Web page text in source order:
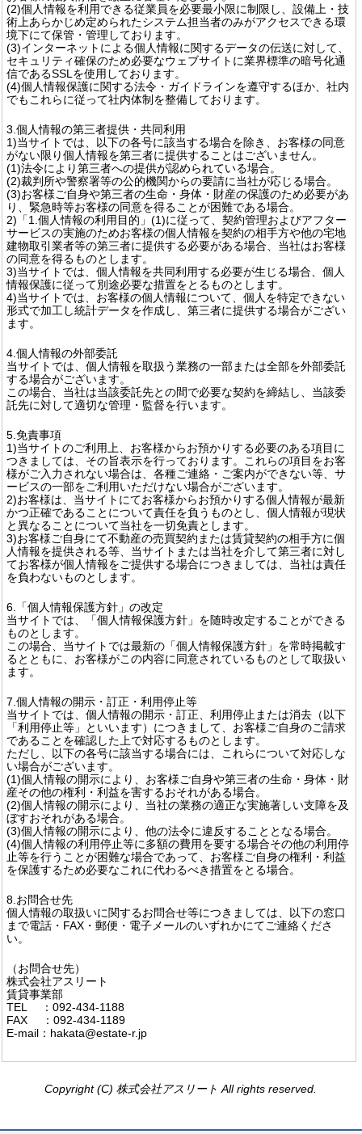
(2)個人情報を利用できる従業員を必要最小限に制限し、設備上・技
術上あらかじめ定められたシステム担当者のみがアクセスできる環
境下にて保管・管理しております。
(3)インターネットによる個人情報に関するデータの伝送に対して、
セキュリティ確保のため必要なウェブサイトに業界標準の暗号化通
信であるSSLを使用しております。
(4)個人情報保護に関する法令・ガイドラインを遵守するほか、社内
でもこれらに従って社内体制を整備しております。
3.個人情報の第三者提供・共同利用
1)当サイトでは、以下の各号に該当する場合を除き、お客様の同意
がない限り個人情報を第三者に提供することはございません。
(1)法令により第三者への提供が認められている場合。
(2)裁判所や警察署等の公的機関からの要請に当社が応じる場合。
(3)お客様ご自身や第三者の生命・身体・財産の保護のため必要があ
り、緊急時等お客様の同意を得ることが困難である場合。
2)「1.個人情報の利用目的」(1)に従って、契約管理およびアフター
サービスの実施のためお客様の個人情報を契約の相手方や他の宅地
建物取引業者等の第三者に提供する必要がある場合、当社はお客様
の同意を得るものとします。
3)当サイトでは、個人情報を共同利用する必要が生じる場合、個人
情報保護に従って別途必要な措置をとるものとします。
4)当サイトでは、お客様の個人情報について、個人を特定できない
形式で加工し統計データを作成し、第三者に提供する場合がござい
ます。
4.個人情報の外部委託
当サイトでは、個人情報を取扱う業務の一部または全部を外部委託
する場合がございます。
この場合、当社は当該委託先との間で必要な契約を締結し、当該委
託先に対して適切な管理・監督を行います。
5.免責事項
1)当サイトのご利用上、お客様からお預かりする必要のある項目に
つきましては、その旨表示を行っております。これらの項目をお客
様がご入力されない場合は、各種ご連絡・ご案内ができない等、サ
ービスの一部をご利用いただけない場合がございます。
2)お客様は、当サイトにてお客様からお預かりする個人情報が最新
かつ正確であることについて責任を負うものとし、個人情報が現状
と異なることについて当社を一切免責とします。
3)お客様ご自身にて不動産の売買契約または賃貸契約の相手方に個
人情報を提供される等、当サイトまたは当社を介して第三者に対し
てお客様が個人情報をご提供する場合につきましては、当社は責任
を負わないものとします。
6.「個人情報保護方針」の改定
当サイトでは、「個人情報保護方針」を随時改定することができる
ものとします。
この場合、当サイトでは最新の「個人情報保護方針」を常時掲載す
るとともに、お客様がこの内容に同意されているものとして取扱い
ます。
7.個人情報の開示・訂正・利用停止等
当サイトでは、個人情報の開示・訂正、利用停止または消去（以下
「利用停止等」といいます）につきまして、お客様ご自身のご請求
であることを確認した上で対応するものとします。
ただし、以下の各号に該当する場合には、これらについて対応しな
い場合がございます。
(1)個人情報の開示により、お客様ご自身や第三者の生命・身体・財
産その他の権利・利益を害するおそれがある場合。
(2)個人情報の開示により、当社の業務の適正な実施著しい支障を及
ぼすおそれがある場合。
(3)個人情報の開示により、他の法令に違反することとなる場合。
(4)個人情報の利用停止等に多額の費用を要する場合その他の利用停
止等を行うことが困難な場合であって、お客様ご自身の権利・利益
を保護するため必要なこれに代わるべき措置をとる場合。
8.お問合せ先
個人情報の取扱いに関するお問合せ等につきましては、以下の窓口
まで電話・FAX・郵便・電子メールのいずれかにてご連絡くださ
い。
（お問合せ先）
株式会社アスリート
賃貸事業部
TEL ：092-434-1188
FAX ：092-434-1189
E-mail：hakata@estate-r.jp
Copyright (C) 株式会社アスリート All rights reserved.